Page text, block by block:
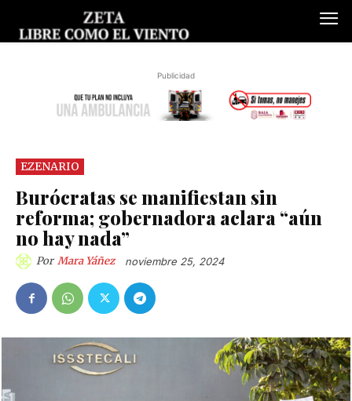
Publicidad
EZENARIO
Burócratas se manifiestan sin
reforma; gobernadora aclara “aún
no hay nada”
Por Mara Yáñez noviembre 25, 2024